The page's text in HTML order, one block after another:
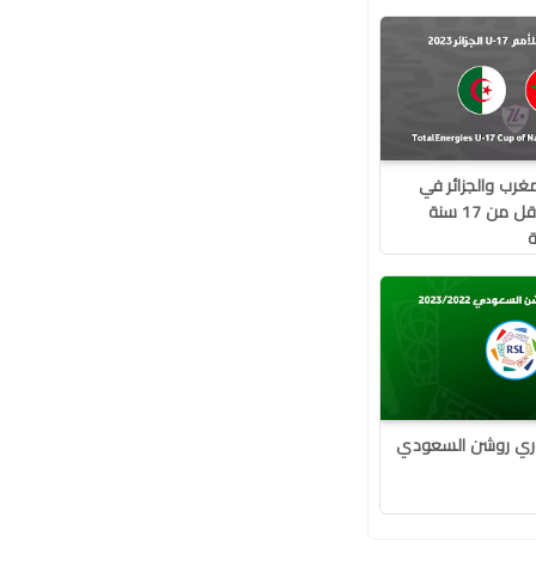
والجزائر في
كأس أفريقيا لأقل من 17 سنة
روشن السعودي